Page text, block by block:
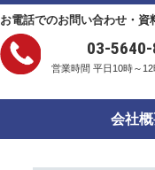
お電話でのお問い合わせ・資
03-5640-
営業時間 平日10時～
会社